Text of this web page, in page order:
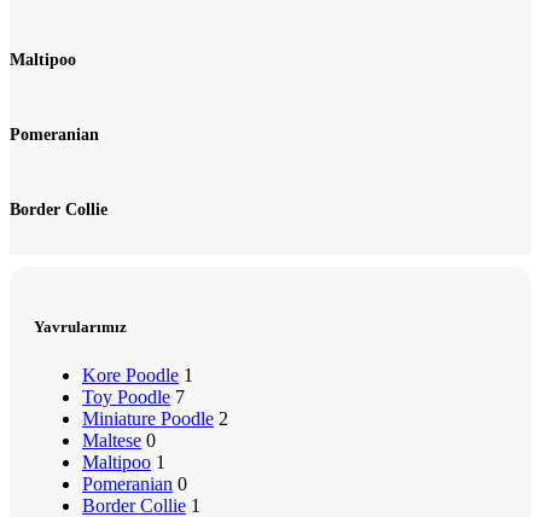
Maltipoo
Pomeranian
Border Collie
Yavrularımız
Kore Poodle 1
Toy Poodle 7
Miniature Poodle 2
Maltese 0
Maltipoo 1
Pomeranian 0
Border Collie 1